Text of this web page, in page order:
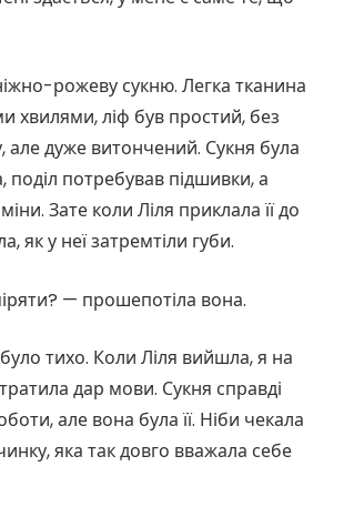
рожеву сукню. Легка тканина
хвилями, ліф був простий, без
але дуже витончений. Сукня була
поділ потребував підшивки, а
Зате коли Ліля приклала її до
як у неї затремтіли губи.
— прошепотіла вона.
тихо. Коли Ліля вийшла, я на
дар мови. Сукня справді
але вона була її. Ніби чекала
яка так довго вважала себе